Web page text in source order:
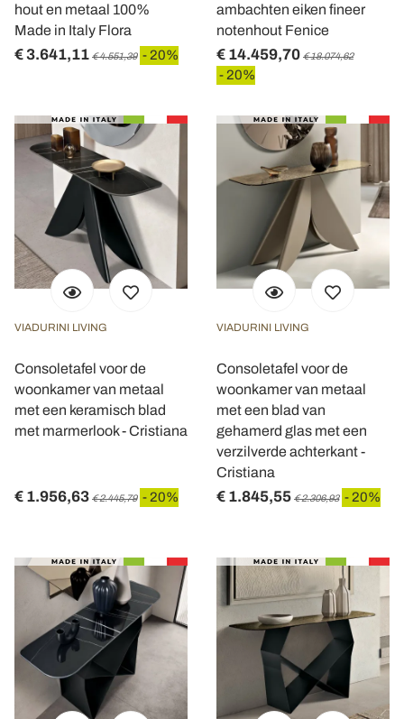
hout en metaal 100%
Made in Italy Flora
€ 3.641,11 € 4.551,39 - 20%
ambachten eiken fineer
notenhout Fenice
€ 14.459,70 € 18.074,62
- 20%
VIADURINI LIVING
Consoletafel voor de
woonkamer van metaal
met een keramisch blad
met marmerlook - Cristiana
€ 1.956,63 € 2.445,79 - 20%
VIADURINI LIVING
Consoletafel voor de
woonkamer van metaal
met een blad van
gehamerd glas met een
verzilverde achterkant -
Cristiana
€ 1.845,55 € 2.306,93 - 20%